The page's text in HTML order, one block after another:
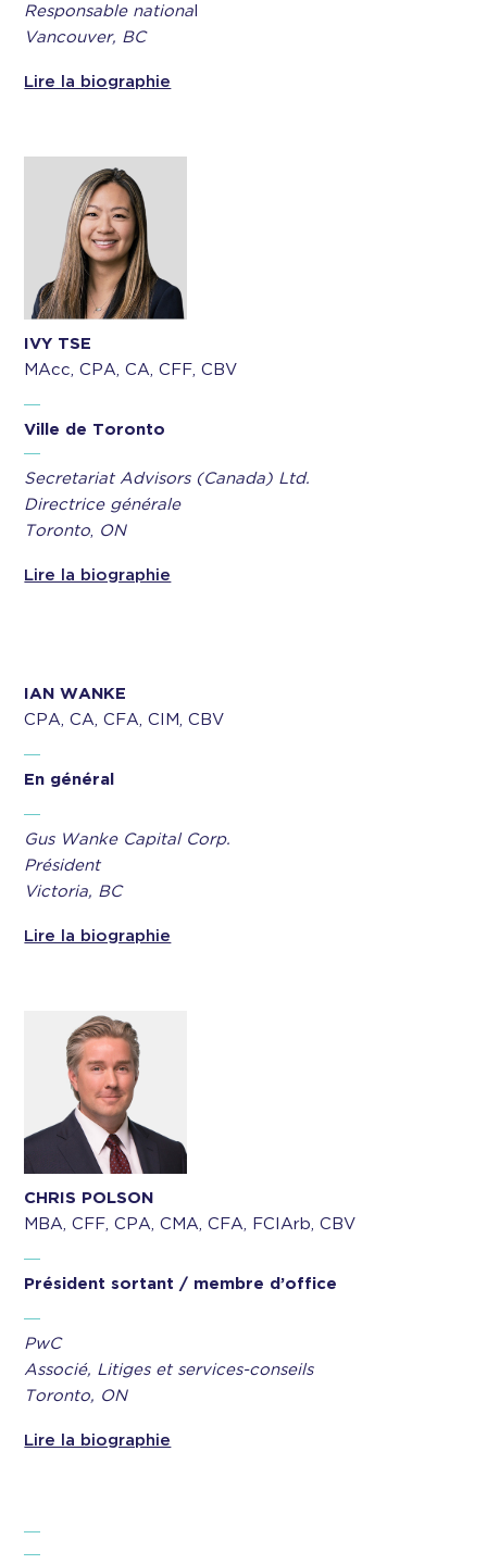
Responsable national
Vancouver, BC
Lire la biographie
IVY TSE
MAcc, CPA, CA, CFF, CBV
Ville de Toronto
Secretariat Advisors (Canada) Ltd.
Directrice générale
Toronto, ON
Lire la biographie
IAN WANKE
CPA, CA, CFA, CIM, CBV
En général
Gus Wanke Capital Corp.
Président
Victoria, BC
Lire la biographie
CHRIS POLSON
MBA, CFF, CPA, CMA, CFA, FCIArb, CBV
Président sortant / membre d’office
PwC
Associé, Litiges et services-conseils
Toronto, ON
Lire la biographie